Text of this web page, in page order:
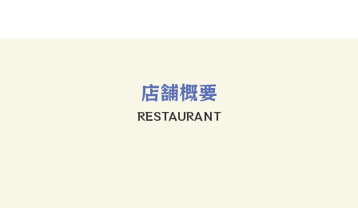
店舗概要
RESTAURANT